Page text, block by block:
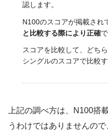
認します。
N100のスコアが掲載され
と比較する際により正確
スコアを比較して、どち
シングルのスコアで比較す
上記の調べ方は、N100搭
うわけではありませんので